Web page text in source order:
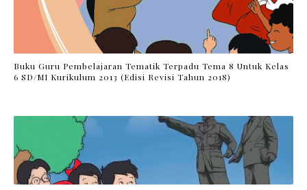
Buku Guru Pembelajaran Tematik Terpadu Tema 8 Untuk Kelas
6 SD/MI Kurikulum 2013 (Edisi Revisi Tahun 2018)